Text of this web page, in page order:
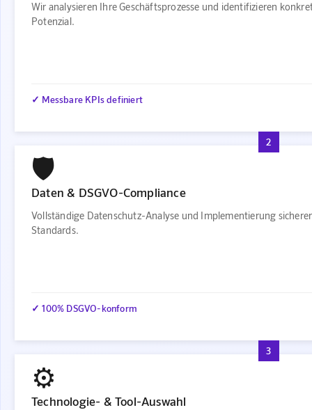
Wir analysieren Ihre Geschäftsprozesse und identifizieren
Potenzial.
✓ Messbare KPIs definiert
2
🛡️
Daten & DSGVO-Compliance
Vollständige Datenschutz-Analyse und Implementierung
Standards.
✓ 100% DSGVO-konform
3
⚙️
Technologie- & Tool-Auswahl